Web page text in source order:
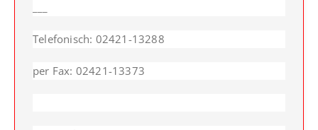
Telefonisch: 02421-13288
per Fax: 02421-13373